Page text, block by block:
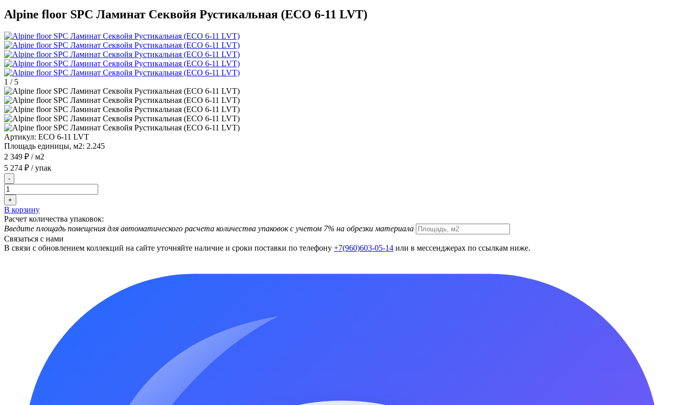
Alpine floor SPC Ламинат Секвойя Рустикальная (ЕСО 6-11 LVT)
1 / 5
Артикул: ЕСО 6-11 LVT
Площадь единицы, м2: 2.245
2 349 ₽ / м2
5 274 ₽ / упак
-
+
В корзину
Расчет количества упаковок:
Введите площадь помещения для автоматического расчета количества упаковок с учетом 7% на обрезки материала
Связаться с нами
В связи с обновлением коллекций на сайте уточняйте наличие и сроки поставки по телефону +7(960)603-05-14 или в мессенджерах по ссылкам ниже.